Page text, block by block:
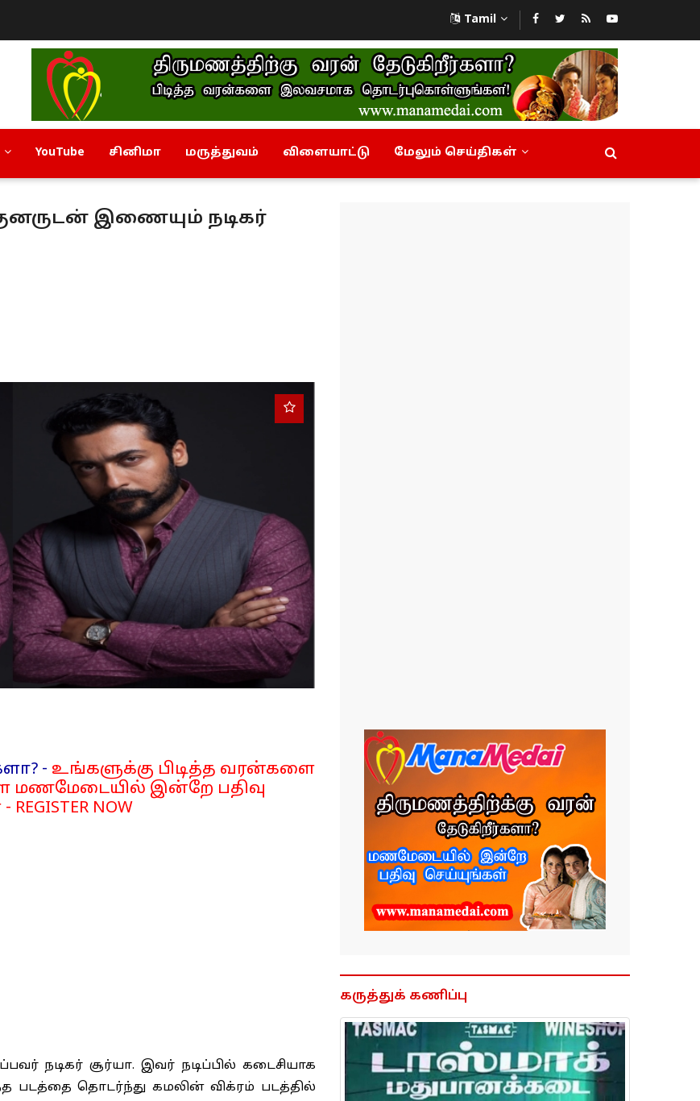
Tamil
YouTube சினிமா மருத்துவம் விளையாட்டு மேலும் செய்திகள்
இணையும் நடிகர்
- உங்களுக்கு பிடித்த வரன்களை
இன்றே பதிவு
NOW
நடிகர் சூர்யா. இவர் நடிப்பில் கடைசியாக
படத்தை தொடர்ந்து கமலின் விக்ரம் படத்தில்
கருத்துக் கணிப்பு